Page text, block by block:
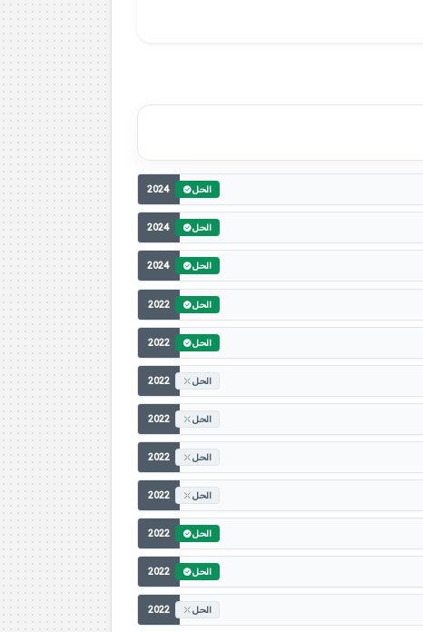
2024 الحل
2024 الحل
2024 الحل
2022 الحل
2022 الحل
2022 الحل
2022 الحل
2022 الحل
2022 الحل
2022 الحل
2022 الحل
2022 الحل